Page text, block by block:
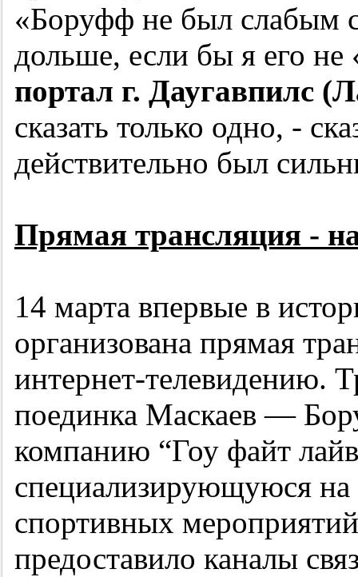
«Боруфф не был слабым
дольше, если бы я его
портал г. Даугавпилс
сказать только одно, -
действительно был
Прямая трансляция -
14 марта впервые в
организована прямая
интернет-телевидению.
поединка Маскаев —
компанию “Гоу файт
специализирующуюся
спортивных
предоставило каналы